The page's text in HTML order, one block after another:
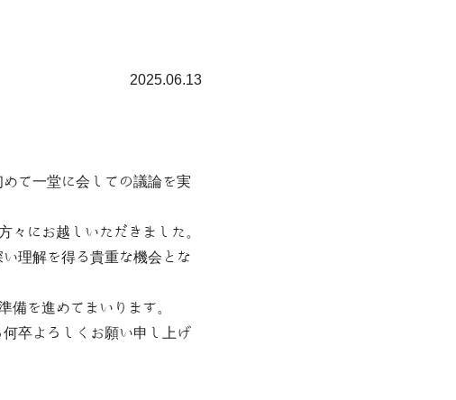
2025.06.13
て一堂に会しての議論を実
々にお越しいただきました。
理解を得る貴重な機会とな
備を進めてまいります。
卒よろしくお願い申し上げ